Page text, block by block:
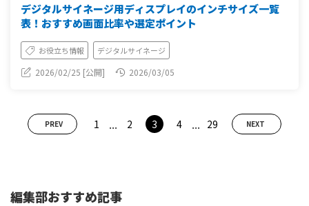
デジタルサイネージ用ディスプレイのインチサイズ一覧
表！おすすめ画面比率や選定ポイント
お役立ち情報 デジタルサイネージ
2026/02/25 [公開] 2026/03/05
PREV 1 ... 2 3 4 ... 29 NEXT
編集部おすすめ記事